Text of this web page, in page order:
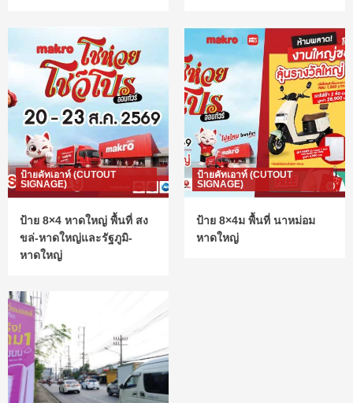
ป้ายคัทเอาท์ (CUTOUT
SIGNAGE)
ป้าย 8×4 หาดใหญ่ พื้นที่ สง
ขล่-หาดใหญ่และรัฐภูมิ-
หาดใหญ่
ป้ายคัทเอาท์ (CUTOUT
SIGNAGE)
ป้าย 8×4ม พื้นที่ นาหม่อม
หาดใหญ่